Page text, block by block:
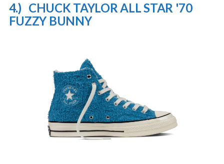
4.) CHUCK TAYLOR ALL STAR '70
FUZZY BUNNY